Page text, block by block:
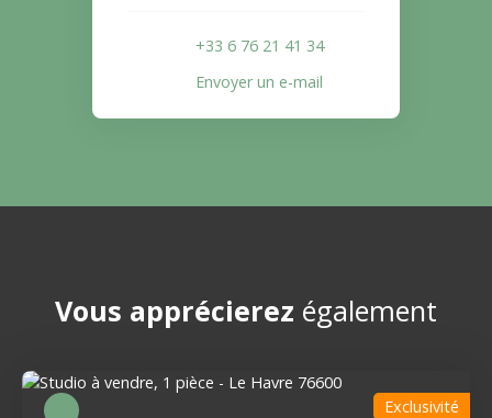
+33 6 76 21 41 34
Envoyer un e-mail
Vous apprécierez également
Exclusivité